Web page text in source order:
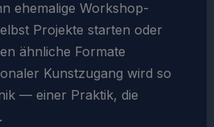
ehemalige Workshop-
Projekte starten oder
ähnliche Formate
Kunstzugang wird so
— einer Praktik, die